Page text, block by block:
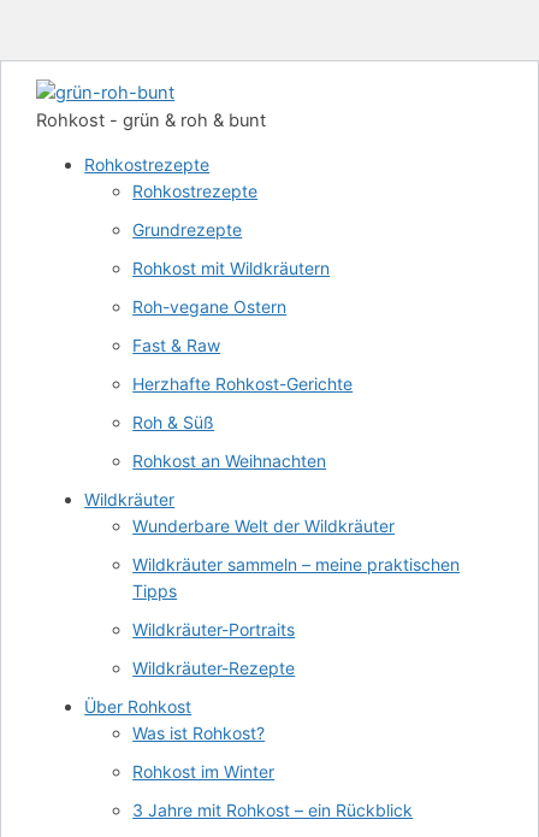
Rohkost - grün & roh & bunt
Rohkostrezepte
Rohkostrezepte
Grundrezepte
Rohkost mit Wildkräutern
Roh-vegane Ostern
Fast & Raw
Herzhafte Rohkost-Gerichte
Roh & Süß
Rohkost an Weihnachten
Wildkräuter
Wunderbare Welt der Wildkräuter
Wildkräuter sammeln – meine praktischen
Tipps
Wildkräuter-Portraits
Wildkräuter-Rezepte
Über Rohkost
Was ist Rohkost?
Rohkost im Winter
3 Jahre mit Rohkost – ein Rückblick